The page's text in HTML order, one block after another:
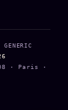
· Paris ·